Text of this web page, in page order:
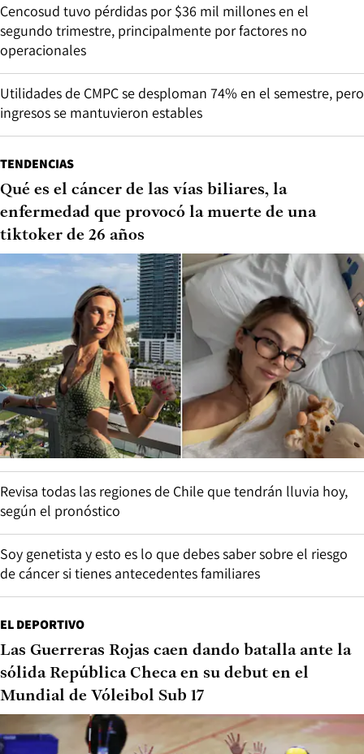
Cencosud tuvo pérdidas por $36 mil millones en el
segundo trimestre, principalmente por factores no
operacionales
Utilidades de CMPC se desploman 74% en el semestre, pero
ingresos se mantuvieron estables
TENDENCIAS
Qué es el cáncer de las vías biliares, la
enfermedad que provocó la muerte de una
tiktoker de 26 años
Revisa todas las regiones de Chile que tendrán lluvia hoy,
según el pronóstico
Soy genetista y esto es lo que debes saber sobre el riesgo
de cáncer si tienes antecedentes familiares
EL DEPORTIVO
Las Guerreras Rojas caen dando batalla ante la
sólida República Checa en su debut en el
Mundial de Vóleibol Sub 17